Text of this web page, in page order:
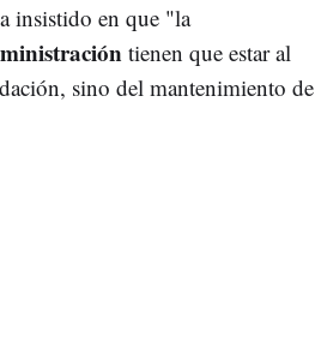
insistido en que "la
tienen que estar al
sino del mantenimiento de